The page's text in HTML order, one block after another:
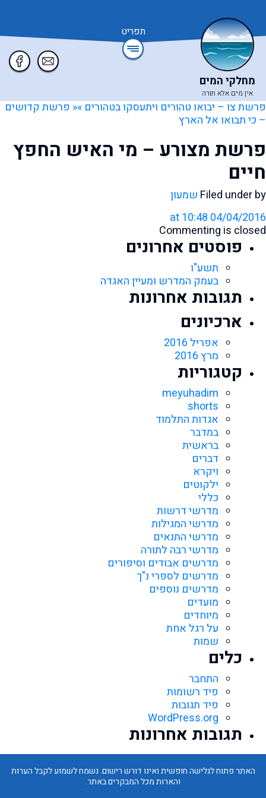
תפריט
מחלקי המים
אין מים אלא תורה
פרשת צו – יבואו טהורים ויתעסקו בטהורים »« פרשת קדושים
– כי תבואו אל הארץ
פרשת מצורע – מי האיש החפץ
חיים
Filed under by שמעון
04/04/2016 at 10:48
Commenting is closed
פוסטים אחרונים
תשע"ו
בעמק המדרש ומעיין האגדה
תגובות אחרונות
ארכיונים
אפריל 2016
מרץ 2016
קטגוריות
meyuhadim
shorts
אגדות התלמוד
במדבר
בראשית
דברים
ויקרא
ילקוטים
כללי
מדרשי דרשות
מדרשי המגילות
מדרשי התנאים
מדרשי רבה לתורה
מדרשים אבודים וסיפורים
מדרשים לספרי נ"ך
מדרשים נוספים
מועדים
מיוחדים
על רגל אחת
שמות
כלים
התחבר
פיד רשומות
פיד תגובות
WordPress.org
תגובות אחרונות
האתר פתוח לגלישה חופשית ואינו דורש רישום. נשמח לשמוע לקבל הערות
והארות מכל המבקרים באתר.